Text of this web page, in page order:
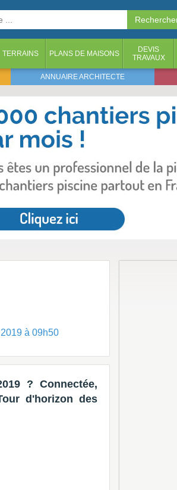
TERRAINS PLANS DE MAISONS
DEVIS
TRAVAUX
ANNUAIRE ARCHITECTE
à 09h50
? Connectée,
d'horizon des